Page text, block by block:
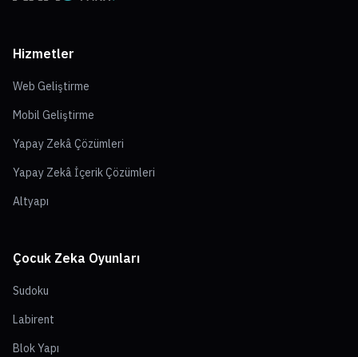
Hizmetler
Web Geliştirme
Mobil Geliştirme
Yapay Zekâ Çözümleri
Yapay Zekâ İçerik Çözümleri
Altyapı
Çocuk Zeka Oyunları
Sudoku
Labirent
Blok Yapı